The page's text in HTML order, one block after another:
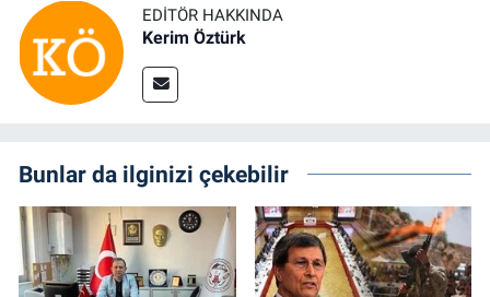
EDITÖR HAKKINDA
Kerim Öztürk
Bunlar da ilginizi çekebilir